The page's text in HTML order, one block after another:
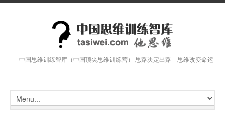
中国思维训练智库（中国顶尖思维训练营） 思路决定出路 思维改变命运